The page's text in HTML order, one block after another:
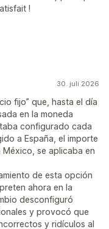
!
30. juli 2026
fijo” que, hasta el día
en la moneda
configurado cada
a España, el importe
se aplicaba en
de esta opción
ahora en la
desconfiguró
y provocó que
y ridículos al